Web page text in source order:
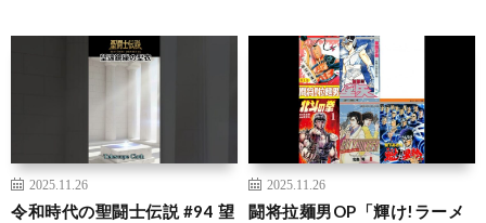
2025.11.26
令和時代の聖闘士伝説 #94 望
2025.11.26
闘将拉麺男OP「輝け!ラーメ